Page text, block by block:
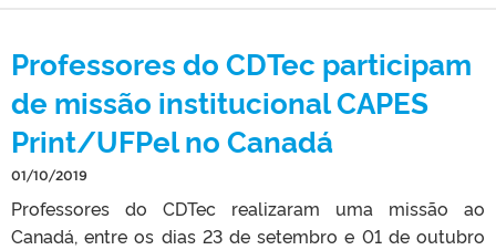
Professores do CDTec participam
de missão institucional CAPES
Print/UFPel no Canadá
01/10/2019
Professores do CDTec realizaram uma missão ao
Canadá, entre os dias 23 de setembro e 01 de outubro